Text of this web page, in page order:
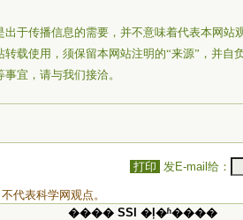
于传播信息的需要，并不意味着代表本网站
载使用，须保留本网站注明的“来源”，并自
宜，请与我们接洽。
打印 发E-mail给：
代表科学网观点。
���� SSI �ļ�ʱ����